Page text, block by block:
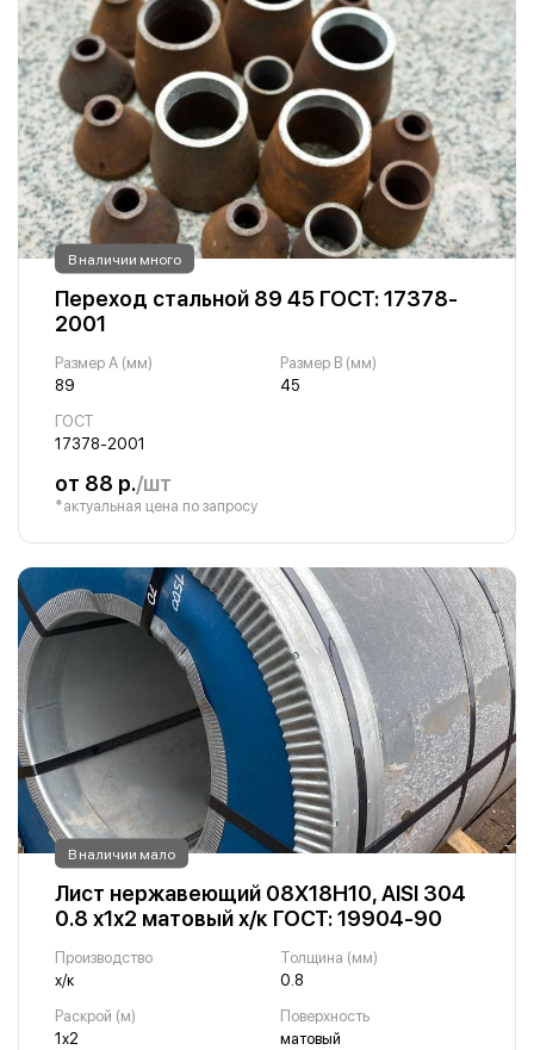
В наличии много
Переход стальной 89 45 ГОСТ: 17378-
2001
Размер A (мм)
89
Размер B (мм)
45
ГОСТ
17378-2001
от 88 р./шт
*актуальная цена по запросу
В наличии мало
Лист нержавеющий 08Х18Н10, AISI 304
0.8 х1х2 матовый х/к ГОСТ: 19904-90
Производство
х/к
Толщина (мм)
0.8
Раскрой (м)
1х2
Поверхность
матовый